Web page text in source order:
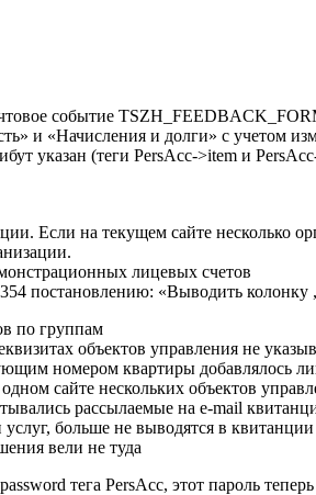
событие
и «Начисления и долги» с учетом
указан (теги PersAcc->item и
Если на текущем сайте несколько
лицевых счетов
постановлению: «Выводить колонку
по группам
объектов управления не
номером квартиры добавлялось
сайте нескольких объектов
рассылаемые на e-mail
услуг, больше не выводятся в
вели не туда
тега PersAcc, этот пароль